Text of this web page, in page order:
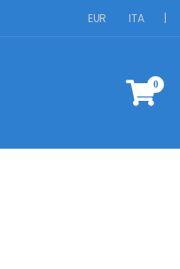
EUR ITA |
0